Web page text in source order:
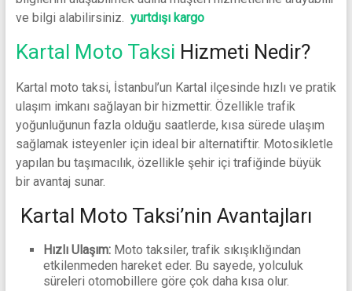
ve bilgi alabilirsiniz. yurtdışı kargo
Kartal Moto Taksi Hizmeti Nedir?
Kartal moto taksi, İstanbul’un Kartal ilçesinde hızlı ve pratik
ulaşım imkanı sağlayan bir hizmettir. Özellikle trafik
yoğunluğunun fazla olduğu saatlerde, kısa sürede ulaşım
sağlamak isteyenler için ideal bir alternatiftir. Motosikletle
yapılan bu taşımacılık, özellikle şehir içi trafiğinde büyük
bir avantaj sunar.
Kartal Moto Taksi’nin Avantajları
Hızlı Ulaşım:Moto taksiler, trafik sıkışıklığından
etkilenmeden hareket eder. Bu sayede, yolculuk
süreleri otomobillere göre çok daha kısa olur.